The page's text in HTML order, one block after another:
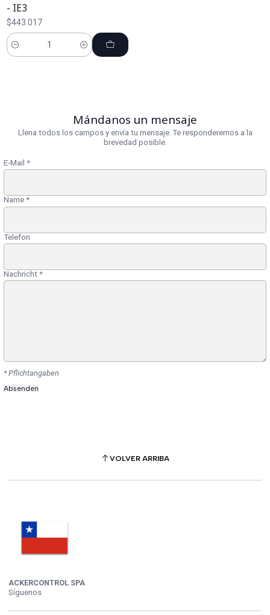
- IE3
$443.017
Cantidad
Mándanos un mensaje
Llena todos los campos y envía tu mensaje. Te responderemos a la
brevedad posible.
E-Mail *
Name *
Telefon
Nachricht *
* Pflichtangaben
VOLVER ARRIBA
ACKERCONTROL SPA
Síguenos